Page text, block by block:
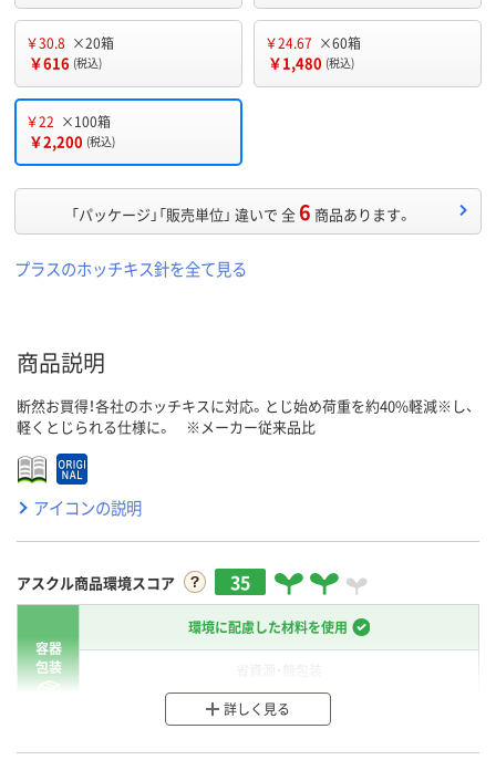
￥30.8 ×20箱
￥616 (税込)
￥24.67 ×60箱
￥1,480 (税込)
￥22 ×100箱
￥2,200 (税込)
「パッケージ」「販売単位」 違いで 全6 商品あります。
プラスのホッチキス針を全て見る
商品説明
断然お買得！各社のホッチキスに対応。とじ始め荷重を約40%軽減※し、
軽くとじられる仕様に。 ※メーカー従来品比
アイコンの説明
アスクル商品環境スコア 35
容器
包装
環境に配慮した材料を使用
分別・リサイクルしやすい設計
詳しく見る